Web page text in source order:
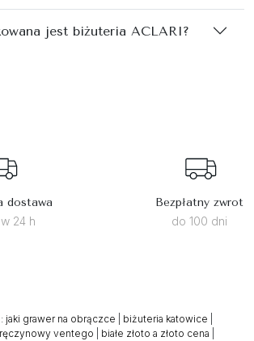
jest biżuteria ACLARI?
dostawa
24 h
Bezpłatny zwrot
do 100 dni
: jaki grawer na obrączce biżuteria katowice
ventego
białe złoto a złoto cena